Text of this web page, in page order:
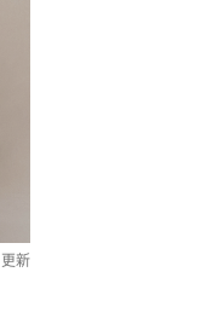
更新